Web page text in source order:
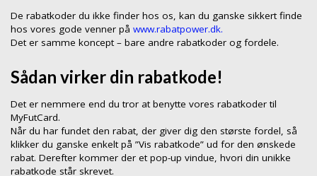
De rabatkoder du ikke finder hos os, kan du ganske sikkert finde
hos vores gode venner på www.rabatpower.dk.
Det er samme koncept – bare andre rabatkoder og fordele.
Sådan virker din rabatkode!
Det er nemmere end du tror at benytte vores rabatkoder til
MyFutCard.
Når du har fundet den rabat, der giver dig den største fordel, så
klikker du ganske enkelt på ”Vis rabatkode” ud for den ønskede
rabat. Derefter kommer der et pop-up vindue, hvori din unikke
rabatkode står skrevet.